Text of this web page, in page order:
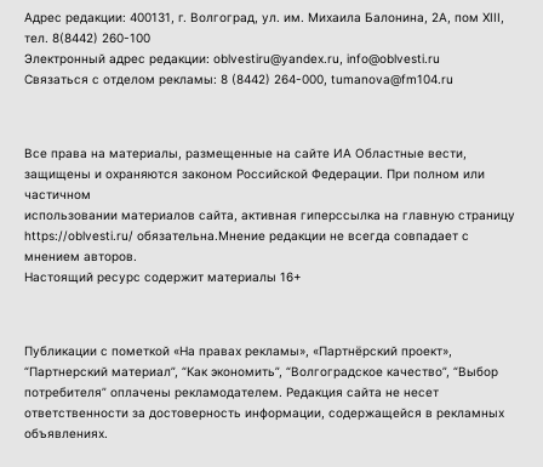
Адрес редакции: 400131, г. Волгоград, ул. им. Михаила Балонина, 2А, пом XIII,
тел. 8(8442) 260-100
Электронный адрес редакции: oblvestiru@yandex.ru, info@oblvesti.ru
Связаться с отделом рекламы: 8 (8442) 264-000 , tumanova@fm104.ru
Все права на материалы, размещенные на сайте ИА Областные вести,
защищены и охраняются законом Российской Федерации. При полном или
частичном
использовании материалов сайта, активная гиперссылка на главную страницу
https://oblvesti.ru/ обязательна.Мнение редакции не всегда совпадает с
мнением авторов.
Настоящий ресурс содержит материалы 16+
Публикации с пометкой «На правах рекламы», «Партнёрский проект»,
“Партнерский материал”, “Как экономить”, “Волгоградское качество”, “Выбор
потребителя” оплачены рекламодателем. Редакция сайта не несет
ответственности за достоверность информации, содержащейся в рекламных
объявлениях.